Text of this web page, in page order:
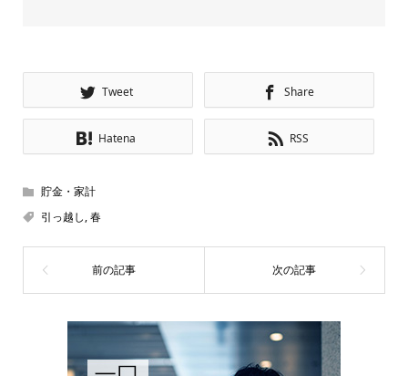
Tweet Share
Hatena RSS
貯金・家計
引っ越し,春